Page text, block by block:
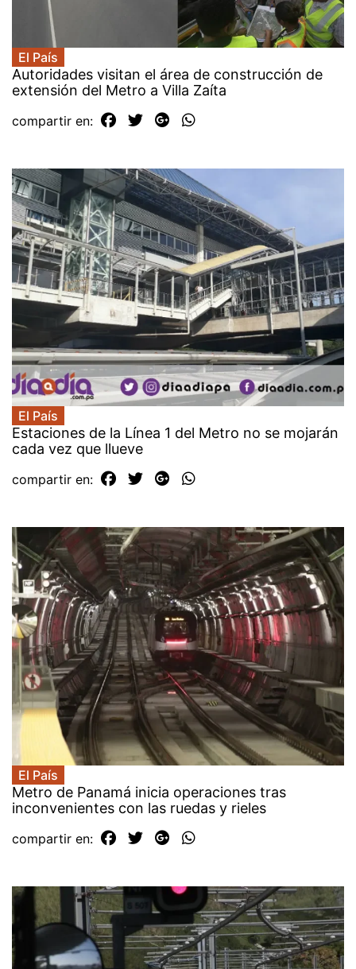
El País
Autoridades visitan el área de construcción de
extensión del Metro a Villa Zaíta
compartir en:
El País
Estaciones de la Línea 1 del Metro no se mojarán
cada vez que llueve
compartir en:
El País
Metro de Panamá inicia operaciones tras
inconvenientes con las ruedas y rieles
compartir en: